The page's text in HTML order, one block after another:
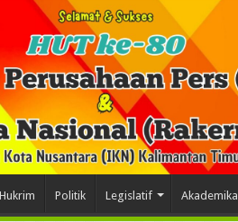
Hukrim Politik Legislatif Akademika